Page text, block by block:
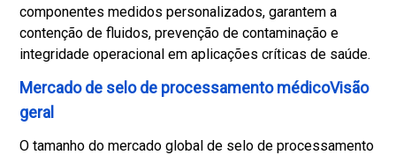
componentes medidos personalizados, garantem a
contenção de fluidos, prevenção de contaminação e
integridade operacional em aplicações críticas de saúde.
Mercado de selo de processamento médicoVisão
geral
O tamanho do mercado global de selo de processamento